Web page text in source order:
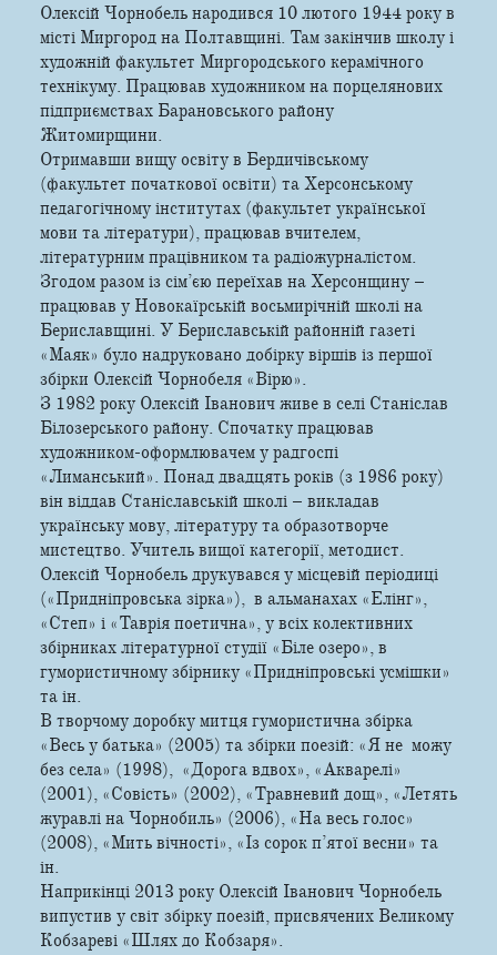
Олексій Чорнобель народився 10 лютого 1944 року в
місті Миргород на Полтавщині. Там закінчив школу і
художній факультет Миргородського керамічного
технікуму. Працював художником на порцелянових
підприємствах Барановського району
Житомирщини.
Отримавши вищу освіту в Бердичівському
(факультет початкової освіти) та Херсонському
педагогічному інститутах (факультет української
мови та літератури), працював вчителем,
літературним працівником та радіожурналістом.
Згодом разом із сім’єю переїхав на Херсонщину –
працював у Новокаїрській восьмирічній школі на
Бериславщині. У Бериславській районній газеті
«Маяк» було надруковано добірку віршів із першої
збірки Олексій Чорнобеля «Вірю».
З 1982 року Олексій Іванович живе в селі Станіслав
Білозерського району. Спочатку працював
художником-оформлювачем у радгоспі
«Лиманський». Понад двадцять років (з 1986 року)
він віддав Станіславській школі – викладав
українську мову, літературу та образотворче
мистецтво. Учитель вищої категорії, методист.
Олексій Чорнобель друкувався у місцевій періодиці
(«Придніпровська зірка»), в альманахах «Елінг»,
«Степ» і «Таврія поетична», у всіх колективних
збірниках літературної студії «Біле озеро», в
гумористичному збірнику «Придніпровські усмішки»
та ін.
В творчому доробку митця гумористична збірка
«Весь у батька» (2005) та збірки поезій: «Я не можу
без села» (1998), «Дорога вдвох», «Акварелі»
(2001), «Совість» (2002), «Травневий дощ», «Летять
журавлі на Чорнобиль» (2006), «На весь голос»
(2008), «Мить вічності», «Із сорок п’ятої весни» та
ін.
Наприкінці 2013 року Олексій Іванович Чорнобель
випустив у світ збірку поезій, присвячених Великому
Кобзареві «Шлях до Кобзаря».